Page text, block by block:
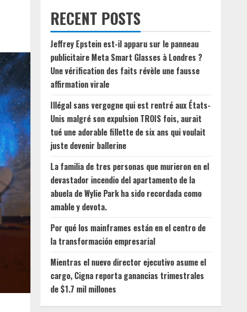
RECENT POSTS
Jeffrey Epstein est-il apparu sur le panneau
publicitaire Meta Smart Glasses à Londres ?
Une vérification des faits révèle une fausse
affirmation virale
Illégal sans vergogne qui est rentré aux États-
Unis malgré son expulsion TROIS fois, aurait
tué une adorable fillette de six ans qui voulait
juste devenir ballerine
La familia de tres personas que murieron en el
devastador incendio del apartamento de la
abuela de Wylie Park ha sido recordada como
amable y devota.
Por qué los mainframes están en el centro de
la transformación empresarial
Mientras el nuevo director ejecutivo asume el
cargo, Cigna reporta ganancias trimestrales
de $1.7 mil millones